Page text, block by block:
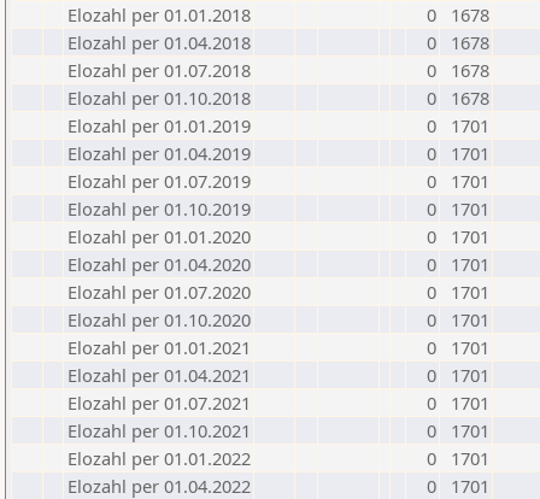
Elozahl per 01.01.2018
0
1678
Elozahl per 01.04.2018
0
1678
Elozahl per 01.07.2018
0
1678
Elozahl per 01.10.2018
0
1678
Elozahl per 01.01.2019
0
1701
Elozahl per 01.04.2019
0
1701
Elozahl per 01.07.2019
0
1701
Elozahl per 01.10.2019
0
1701
Elozahl per 01.01.2020
0
1701
Elozahl per 01.04.2020
0
1701
Elozahl per 01.07.2020
0
1701
Elozahl per 01.10.2020
0
1701
Elozahl per 01.01.2021
0
1701
Elozahl per 01.04.2021
0
1701
Elozahl per 01.07.2021
0
1701
Elozahl per 01.10.2021
0
1701
Elozahl per 01.01.2022
0
1701
Elozahl per 01.04.2022
0
1701